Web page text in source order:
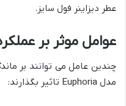
عطر دیزاینر فول سایز.
عوامل موثر بر
چندین عامل می توانند بر
مدل Euphoria تاثیر بگذارند: